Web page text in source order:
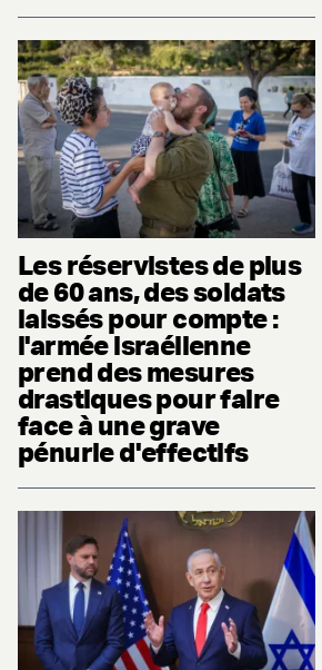
Les réservistes de plus
de 60 ans, des soldats
laissés pour compte :
l'armée israélienne
prend des mesures
drastiques pour faire
face à une grave
pénurie d'effectifs